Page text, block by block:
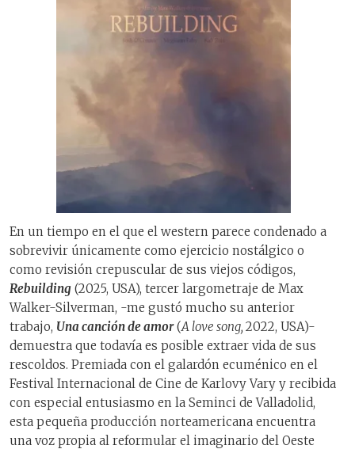
En un tiempo en el que el western parece condenado a
sobrevivir únicamente como ejercicio nostálgico o
como revisión crepuscular de sus viejos códigos,
Rebuilding (2025, USA), tercer largometraje de Max
Walker-Silverman, -me gustó mucho su anterior
trabajo, Una canción de amor(A love song, 2022, USA)-
demuestra que todavía es posible extraer vida de sus
rescoldos. Premiada con el galardón ecuménico en el
Festival Internacional de Cine de Karlovy Vary y recibida
con especial entusiasmo en la Seminci de Valladolid,
esta pequeña producción norteamericana encuentra
una voz propia al reformular el imaginario del Oeste